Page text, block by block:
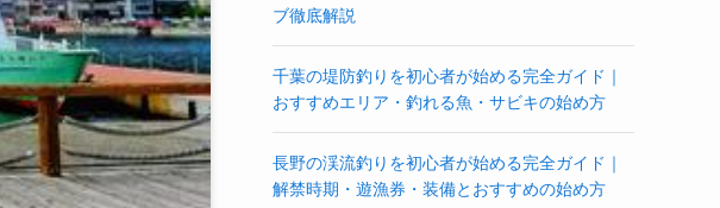
ブ徹底解説
千葉の堤防釣りを初心者が始める完全ガイド｜
おすすめエリア・釣れる魚・サビキの始め方
長野の渓流釣りを初心者が始める完全ガイド｜
解禁時期・遊漁券・装備とおすすめの始め方